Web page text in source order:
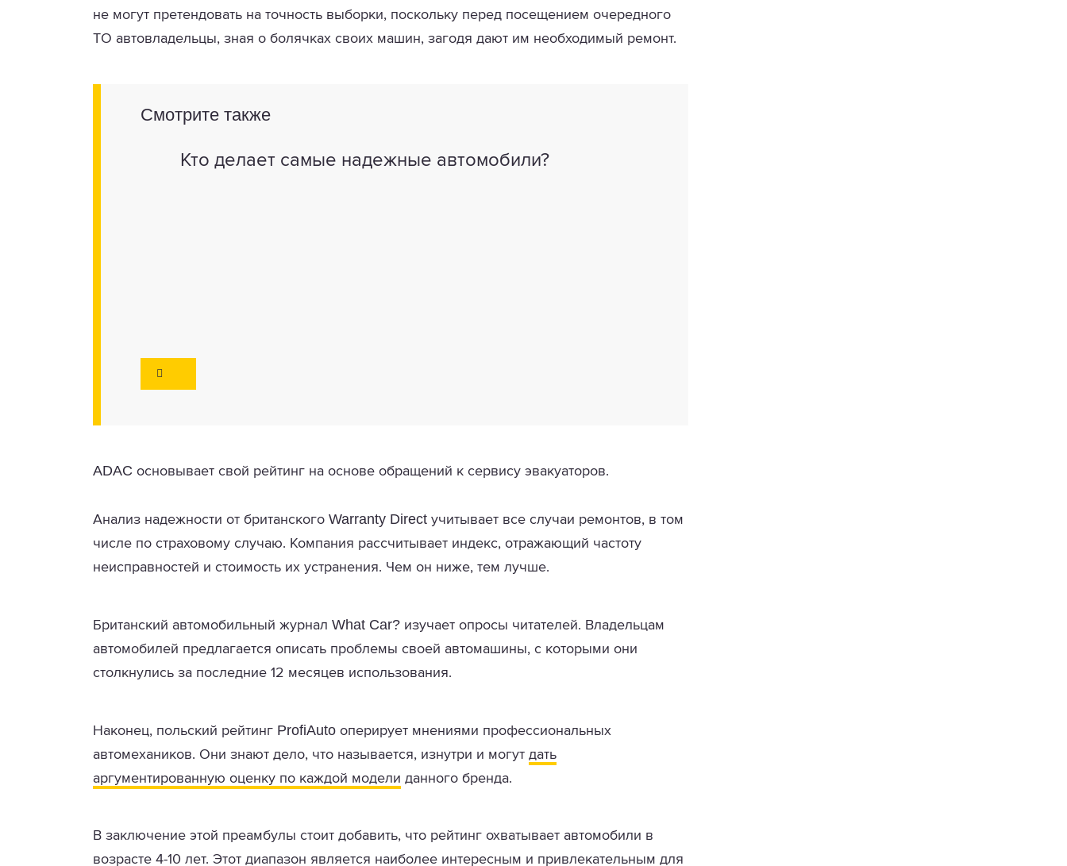
не могут претендовать на точность выборки, поскольку перед посещением очередного
ТО автовладельцы, зная о болячках своих машин, загодя дают им необходимый ремонт.
Смотрите также
Кто делает самые надежные автомобили?
ADAC основывает свой рейтинг на основе обращений к сервису эвакуаторов.
Анализ надежности от британского Warranty Direct учитывает все случаи ремонтов, в том
числе по страховому случаю. Компания рассчитывает индекс, отражающий частоту
неисправностей и стоимость их устранения. Чем он ниже, тем лучше.
Британский автомобильный журнал What Car? изучает опросы читателей. Владельцам
автомобилей предлагается описать проблемы своей автомашины, с которыми они
столкнулись за последние 12 месяцев использования.
Наконец, польский рейтинг ProfiAuto оперирует мнениями профессиональных
автомехаников. Они знают дело, что называется, изнутри и могут дать
аргументированную оценку по каждой модели данного бренда.
В заключение этой преамбулы стоит добавить, что рейтинг охватывает автомобили в
возрасте 4-10 лет. Этот диапазон является наиболее интересным и привлекательным для